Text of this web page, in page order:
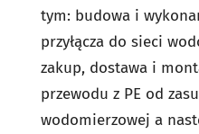
tym: budowa i
przyłącza do sieci
zakup, dostawa i
przewodu z PE od
wodomierzowej a